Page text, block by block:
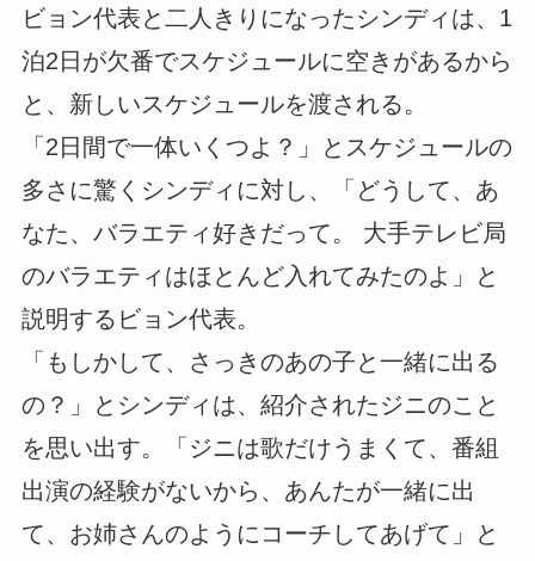
ビョン代表と二人きりになったシンディは、1
泊2日が欠番でスケジュールに空きがあるから
と、新しいスケジュールを渡される。
「2日間で一体いくつよ？」とスケジュールの
多さに驚くシンディに対し、「どうして、あ
なた、バラエティ好きだって。 大手テレビ局
のバラエティはほとんど入れてみたのよ」と
説明するビョン代表。
「もしかして、さっきのあの子と一緒に出る
の？」とシンディは、紹介されたジニのこと
を思い出す。「ジニは歌だけうまくて、番組
出演の経験がないから、あんたが一緒に出
て、お姉さんのようにコーチしてあげて」と